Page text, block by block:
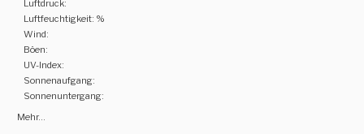
Luftdruck:
Luftfeuchtigkeit: %
Wind:
Böen:
UV-Index:
Sonnenaufgang:
Sonnenuntergang:
Mehr...